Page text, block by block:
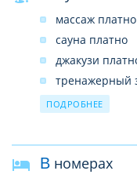
массаж платно
сауна платно
джакузи
тренажерный
настольный
пляжный
вечерняя
ПОДРОБНЕЕ
В номерах